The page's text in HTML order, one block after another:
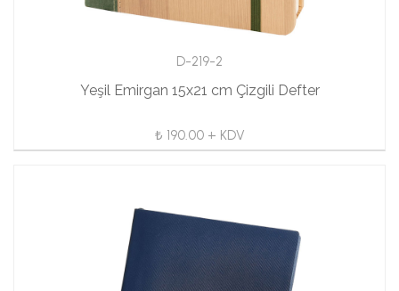
D-219-2
Yeşil Emirgan 15x21 cm Çizgili Defter
₺ 190.00 + KDV